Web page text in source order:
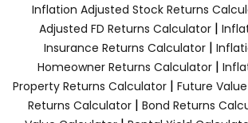
Inflation Adjusted Stock Returns
Adjusted FD Returns Calculator|
Insurance Returns Calculator |
Homeowner Returns Calculator |
Property Returns Calculator | Future
Returns Calculator | Bond Returns